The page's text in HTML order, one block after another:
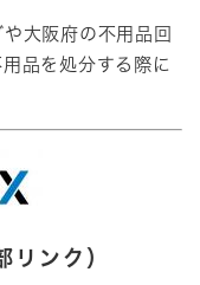
大阪府の不用品回
品を処分する際に
リンク）